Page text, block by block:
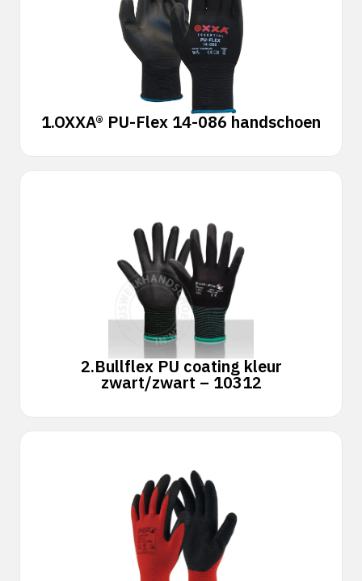
1.OXXA® PU-Flex 14-086 handschoen
2.Bullflex PU coating kleur
zwart/zwart – 10312